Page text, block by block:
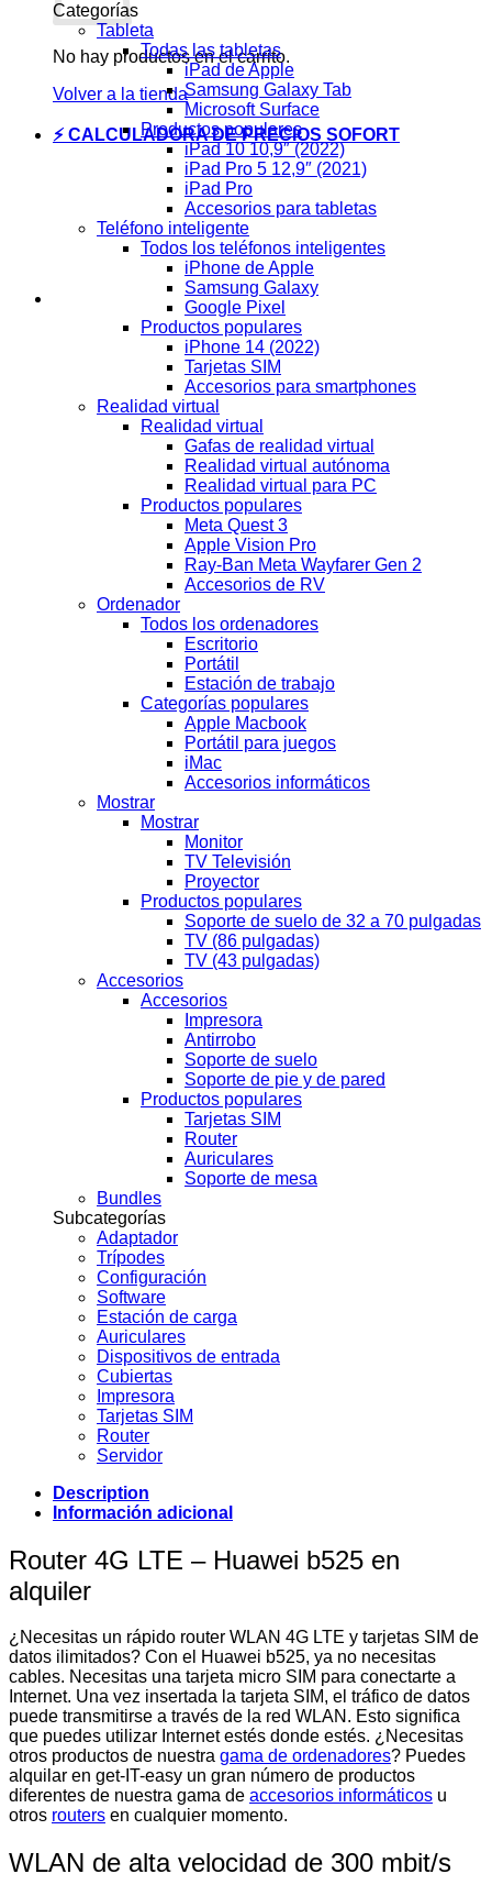
No hay productos en el carrito.
Volver a la tienda
⚡ CALCULADORA DE PRECIOS SOFORT
Categorías
Tableta
Todas las tabletas
iPad de Apple
Samsung Galaxy Tab
Microsoft Surface
Productos populares
iPad 10 10,9″ (2022)
iPad Pro 5 12,9″ (2021)
iPad Pro
Accesorios para tabletas
Teléfono inteligente
Todos los teléfonos inteligentes
iPhone de Apple
Samsung Galaxy
Google Pixel
Productos populares
iPhone 14 (2022)
Tarjetas SIM
Accesorios para smartphones
Realidad virtual
Realidad virtual
Gafas de realidad virtual
Realidad virtual autónoma
Realidad virtual para PC
Productos populares
Meta Quest 3
Apple Vision Pro
Ray-Ban Meta Wayfarer Gen 2
Accesorios de RV
Ordenador
Todos los ordenadores
Escritorio
Portátil
Estación de trabajo
Categorías populares
Apple Macbook
Portátil para juegos
iMac
Accesorios informáticos
Mostrar
Mostrar
Monitor
TV Televisión
Proyector
Productos populares
Soporte de suelo de 32 a 70 pulgadas
TV (86 pulgadas)
TV (43 pulgadas)
Accesorios
Accesorios
Impresora
Antirrobo
Soporte de suelo
Soporte de pie y de pared
Productos populares
Tarjetas SIM
Router
Auriculares
Soporte de mesa
Bundles
Subcategorías
Adaptador
Trípodes
Configuración
Software
Estación de carga
Auriculares
Dispositivos de entrada
Cubiertas
Impresora
Tarjetas SIM
Router
Servidor
Description
Información adicional
Router 4G LTE – Huawei b525 en
alquiler
¿Necesitas un rápido router WLAN 4G LTE y tarjetas SIM de
datos ilimitados? Con el Huawei b525, ya no necesitas
cables. Necesitas una tarjeta micro SIM para conectarte a
Internet. Una vez insertada la tarjeta SIM, el tráfico de datos
puede transmitirse a través de la red WLAN. Esto significa
que puedes utilizar Internet estés donde estés. ¿Necesitas
otros productos de nuestra gama de ordenadores? Puedes
alquilar en get-IT-easy un gran número de productos
diferentes de nuestra gama de accesorios informáticos u
otros routers en cualquier momento.
WLAN de alta velocidad de 300 mbit/s